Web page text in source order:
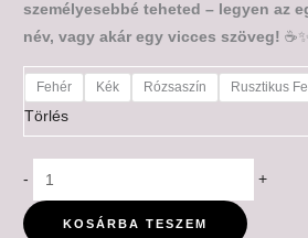
személyesebbé teheted – legyen az
név, vagy akár egy vicces szöveg! ☕✨
Fehér Kék Rózsaszín Rusztikus
Törlés
- +
KOSÁRBA TESZEM